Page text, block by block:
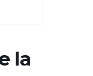
la